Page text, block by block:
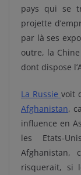
pays qui se
projette
par là ses
outre, la
dont dispose
La Russie voit
Afghanistan,
influence en
les Etats-
Afghanistan,
risquerait, si